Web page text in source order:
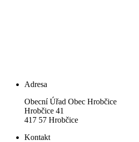
Adresa
Obecní Úřad Obec Hrobčice
Hrobčice 41
417 57 Hrobčice
Kontakt